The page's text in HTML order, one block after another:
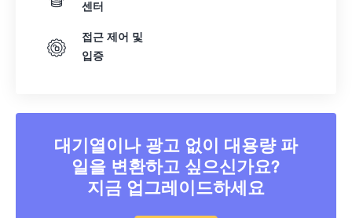
센터
접근 제어 및
입증
대기열이나 광고 없이 대용량 파
일을 변환하고 싶으신가요?
지금 업그레이드하세요